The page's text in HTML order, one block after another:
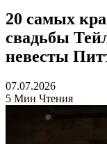
20 самых
свадьбы
невесты
07.07.2026
5 Мин Чтения